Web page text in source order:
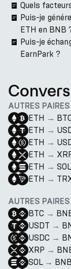
Quels
Puis-je
ETH en BNB
Puis-je
EarnPark ?
AUTRES PAIRES
ETH →
ETH →
ETH →
ETH →
ETH → SOL
ETH →
AUTRES
BTC →
USDT →
USDC →
XRP →
SOL → BNB